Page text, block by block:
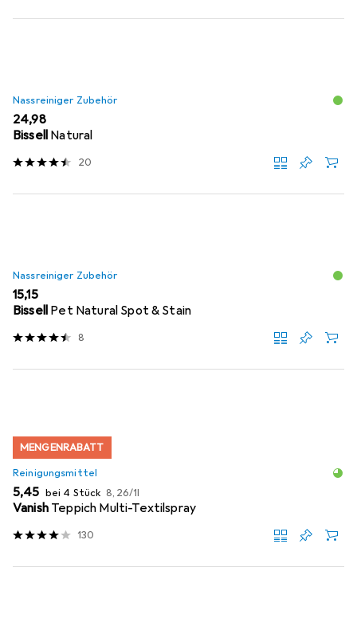
Nassreiniger Zubehör
EUR
24,98
Bissell Natural
20
Nassreiniger Zubehör
EUR
15,15
Bissell Pet Natural Spot & Stain
8
MENGENRABATT
Reinigungsmittel
EUR
5,45 bei 4 Stück EUR
8,26/1l
Vanish Teppich Multi-Textilspray
130